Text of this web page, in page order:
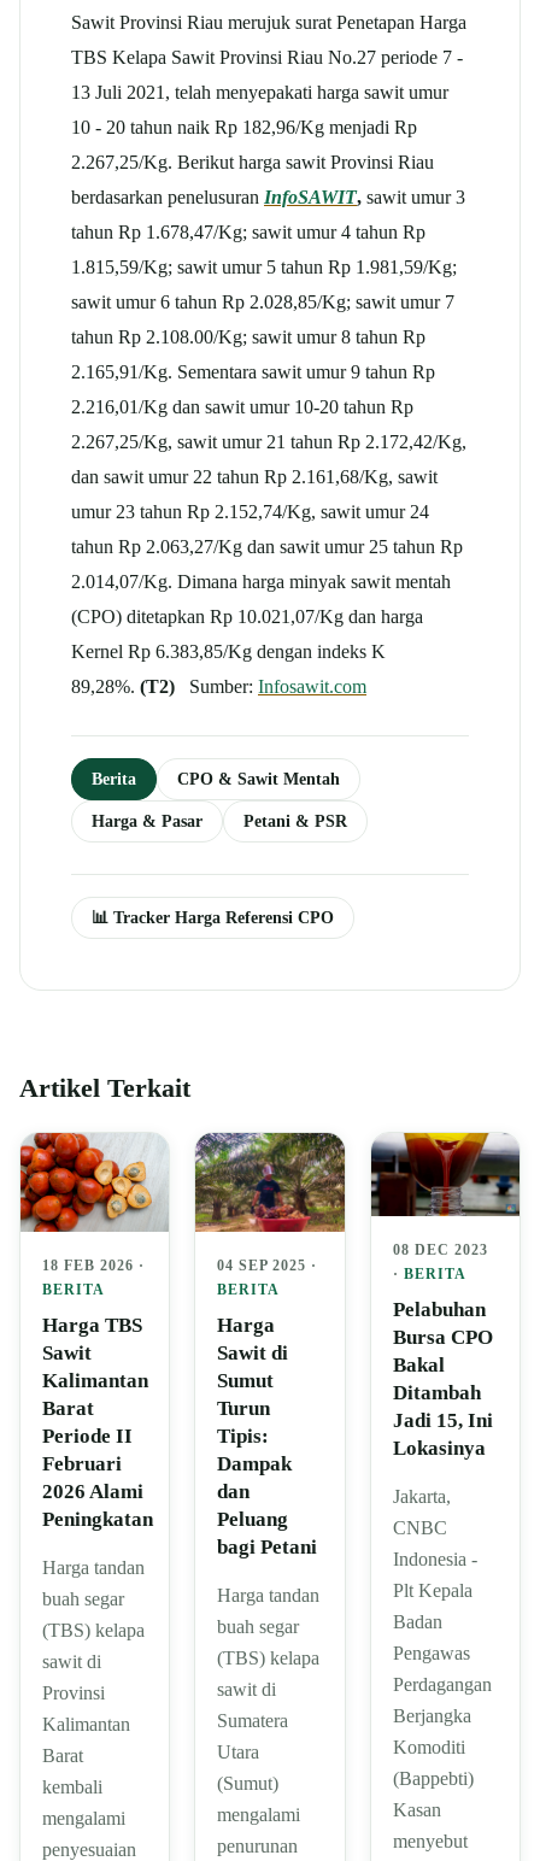
Sawit Provinsi Riau merujuk surat Penetapan Harga
TBS Kelapa Sawit Provinsi Riau No.27 periode 7 -
13 Juli 2021, telah menyepakati harga sawit umur
10 - 20 tahun naik Rp 182,96/Kg menjadi Rp
2.267,25/Kg. Berikut harga sawit Provinsi Riau
berdasarkan penelusuran InfoSAWIT, sawit umur 3
tahun Rp 1.678,47/Kg; sawit umur 4 tahun Rp
1.815,59/Kg; sawit umur 5 tahun Rp 1.981,59/Kg;
sawit umur 6 tahun Rp 2.028,85/Kg; sawit umur 7
tahun Rp 2.108.00/Kg; sawit umur 8 tahun Rp
2.165,91/Kg. Sementara sawit umur 9 tahun Rp
2.216,01/Kg dan sawit umur 10-20 tahun Rp
2.267,25/Kg, sawit umur 21 tahun Rp 2.172,42/Kg,
dan sawit umur 22 tahun Rp 2.161,68/Kg, sawit
umur 23 tahun Rp 2.152,74/Kg, sawit umur 24
tahun Rp 2.063,27/Kg dan sawit umur 25 tahun Rp
2.014,07/Kg. Dimana harga minyak sawit mentah
(CPO) ditetapkan Rp 10.021,07/Kg dan harga
Kernel Rp 6.383,85/Kg dengan indeks K
89,28%. (T2) Sumber: Infosawit.com
Berita CPO & Sawit Mentah
Harga & Pasar Petani & PSR
📊 Tracker Harga Referensi CPO
Artikel Terkait
18 FEB 2026 ·
BERITA
Harga TBS
Sawit
Kalimantan
Barat
Periode II
Februari
2026 Alami
Peningkatan
Harga tandan
buah segar
(TBS) kelapa
sawit di
Provinsi
Kalimantan
Barat
kembali
mengalami
penyesuaian
04 SEP 2025 ·
BERITA
Harga
Sawit di
Sumut
Turun
Tipis:
Dampak
dan
Peluang
bagi Petani
Harga tandan
buah segar
(TBS) kelapa
sawit di
Sumatera
Utara
(Sumut)
mengalami
penurunan
08 DEC 2023
· BERITA
Pelabuhan
Bursa CPO
Bakal
Ditambah
Jadi 15, Ini
Lokasinya
Jakarta,
CNBC
Indonesia -
Plt Kepala
Badan
Pengawas
Perdagangan
Berjangka
Komoditi
(Bappebti)
Kasan
menyebut